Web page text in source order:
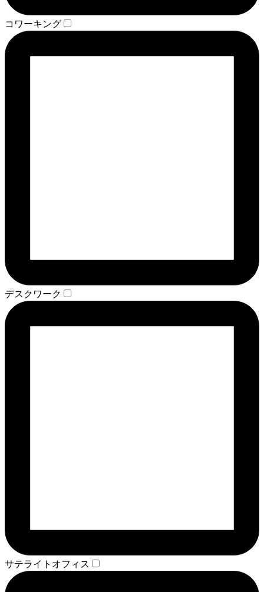
コワーキング
デスクワーク
サテライトオフィス